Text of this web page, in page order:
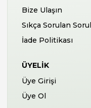
Bize Ulaşın
Sıkça Sorulan
İade Politikası
ÜYELIK
Üye Girişi
Üye Ol